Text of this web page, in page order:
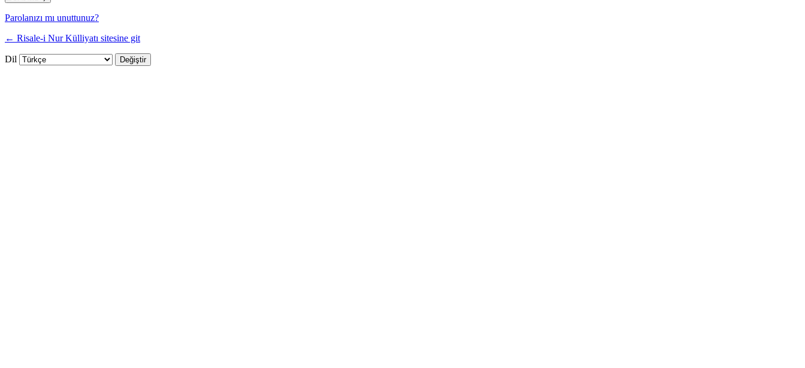
Parolanızı mı unuttunuz?
← Risale-i Nur Külliyatı sitesine git
Dil